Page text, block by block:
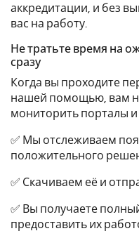
аккредитации, и без
вас на работу.
Не тратьте время на
сразу
Когда вы проходите
нашей помощью, вам
мониторить порталы и
✅ Мы отслеживаем
положительного
✅ Скачиваем её и
✅ Вы получаете
предоставить их